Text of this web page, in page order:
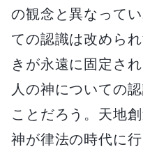
の観念と異なって
ての認識は改めら
きが永遠に固定さ
人の神についての
ことだろう。天地
神が律法の時代に